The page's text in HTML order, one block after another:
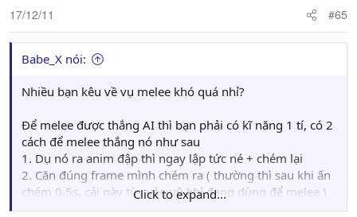
17/12/11 #65
Babe_X nói:
Nhiều bạn kêu về vụ melee khó quá nhỉ?
Để melee được thắng AI thì bạn phải có kĩ năng 1 tí, có 2
cách để melee thắng nó như sau
1. Dụ nó ra anim đập thì ngay lập tức né + chém lại
2. Căn đúng frame mình chém ra ( thường thì sau khi ấn
chém 0.5s, cái này tùy vào vũ khí đang dùng để melee )
thì lao vào mặt nó, cách tầm 0.75m chắc chắn thằng AI đi
Click to expand...